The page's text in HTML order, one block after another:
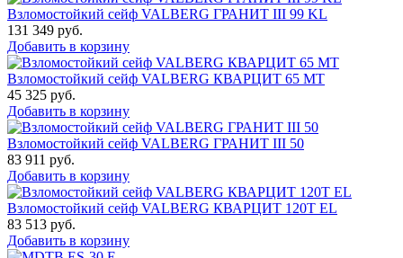
Взломостойкий сейф VALBERG ГРАНИТ III 99 KL
131 349 руб.
Добавить в корзину
Взломостойкий сейф VALBERG КВАРЦИТ 65 МТ
45 325 руб.
Добавить в корзину
Взломостойкий сейф VALBERG ГРАНИТ III 50
83 911 руб.
Добавить в корзину
Взломостойкий сейф VALBERG КВАРЦИТ 120Т EL
83 513 руб.
Добавить в корзину